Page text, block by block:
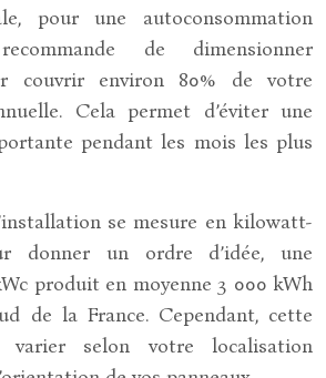
pour une autoconsommation
de dimensionner
couvrir environ 80% de votre
Cela permet d’éviter une
pendant les mois les plus
se mesure en kilowatt-
donner un ordre d’idée, une
produit en moyenne 3 000 kWh
de la France. Cependant, cette
varier selon votre localisation